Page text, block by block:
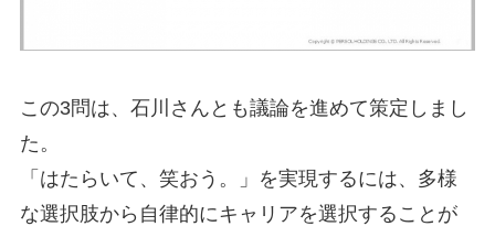
この3問は、石川さんとも議論を進めて策定しまし
た。
「はたらいて、笑おう。」を実現するには、多様
な選択肢から自律的にキャリアを選択することが